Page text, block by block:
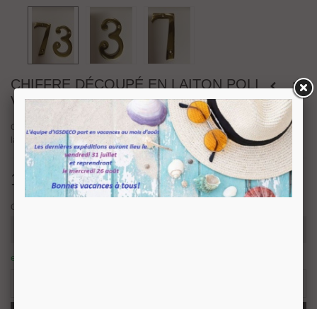
CHIFFRE DÉCOUPÉ EN LAITON POLI
VERNI HAUTEUR 75 MM
Chiffre découpé en laiton massif poli verni . Hauteur disponible 75 mm ,
largeur moyenne 40 mm. Epaisseur 2 mm. Fixation à visser, visserie fournie.
10,53 € TTC
Chiffre
en stock : expédition sous 24/48 heures.